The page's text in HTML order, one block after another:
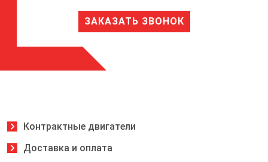
ЗАКАЗАТЬ ЗВОНОК
Контрактные двигатели
Доставка и оплата